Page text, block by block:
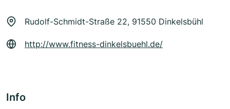
Rudolf-Schmidt-Straße 22, 91550 Dinkelsbühl
http://www.fitness-dinkelsbuehl.de/
Info